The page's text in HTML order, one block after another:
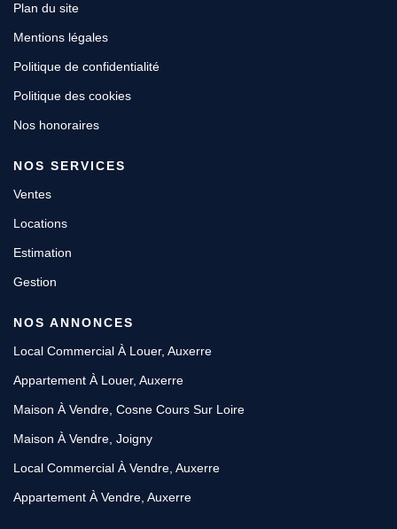
Plan du site
Mentions légales
Politique de confidentialité
Politique des cookies
Nos honoraires
NOS SERVICES
Ventes
Locations
Estimation
Gestion
NOS ANNONCES
Local Commercial À Louer, Auxerre
Appartement À Louer, Auxerre
Maison À Vendre, Cosne Cours Sur Loire
Maison À Vendre, Joigny
Local Commercial À Vendre, Auxerre
Appartement À Vendre, Auxerre